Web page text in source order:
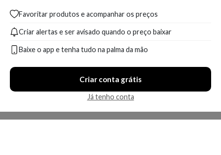
Favoritar produtos e acompanhar os preços
Criar alertas e ser avisado quando o preço baixar
Baixe o app e tenha tudo na palma da mão
Criar conta grátis
Já tenho conta